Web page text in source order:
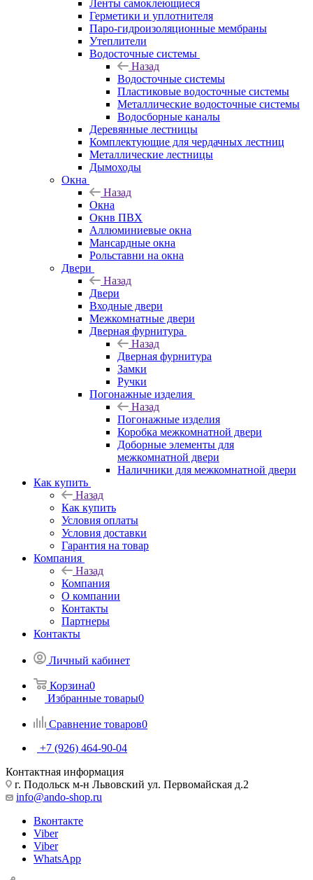
Ленты самоклеющиеся
Герметики и уплотнителя
Паро-гидроизоляционные мембраны
Утеплители
Водосточные системы
Назад
Водосточные системы
Пластиковые водосточные системы
Металлические водосточные системы
Водосборные каналы
Деревянные лестницы
Комплектующие для чердачных лестниц
Металлические лестницы
Дымоходы
Окна
Назад
Окна
Окнв ПВХ
Аллюминиевые окна
Мансардные окна
Рольставни на окна
Двери
Назад
Двери
Входные двери
Межкомнатные двери
Дверная фурнитура
Назад
Дверная фурнитура
Замки
Ручки
Погонажные изделия
Назад
Погонажные изделия
Коробка межкомнатной двери
Доборные элементы для
межкомнатной двери
Наличники для межкомнатной двери
Как купить
Назад
Как купить
Условия оплаты
Условия доставки
Гарантия на товар
Компания
Назад
Компания
О компании
Контакты
Партнеры
Контакты
Личный кабинет
Корзина0
Избранные товары0
Сравнение товаров0
+7 (926) 464-90-04
Контактная информация
г. Подольск м-н Львовский ул. Первомайская д.2
info@ando-shop.ru
Вконтакте
Viber
Viber
WhatsApp